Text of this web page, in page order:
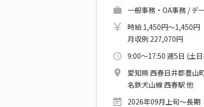
一般事務・OA事務 / デ
時給 1,450円～1,450円
月収例 227,070円
9:00～17:50 週5日 (土
愛知県 西春日井郡豊山
名鉄犬山線 西春駅 他
2026年09月上旬～長期